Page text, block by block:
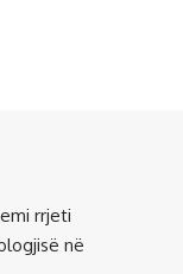
rrjeti
në